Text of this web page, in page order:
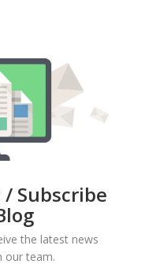
Subscribe
the latest news
our team.